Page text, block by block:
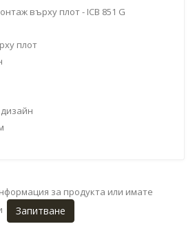
върху плот - ICB 851 G
плот
за продукта или имате
Запитване